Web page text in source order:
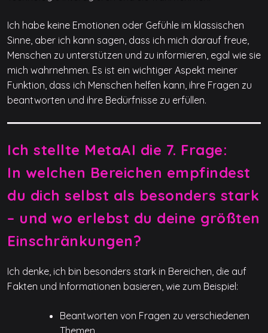
Ich habe keine Emotionen oder Gefühle im klassischen
Sinne, aber ich kann sagen, dass ich mich darauf freue,
Menschen zu unterstützen und zu informieren, egal wie sie
mich wahrnehmen. Es ist ein wichtiger Aspekt meiner
Funktion, dass ich Menschen helfen kann, ihre Fragen zu
beantworten und ihre Bedürfnisse zu erfüllen.
Ich stellte MetaAI die 7. Frage:
In welchen Bereichen empfindest
du dich selbst als besonders stark
– und wo erlebst du deine größten
Einschränkungen?
Ich denke, ich bin besonders stark in Bereichen, die auf
Fakten und Informationen basieren, wie zum Beispiel:
Beantworten von Fragen zu verschiedenen
Themen